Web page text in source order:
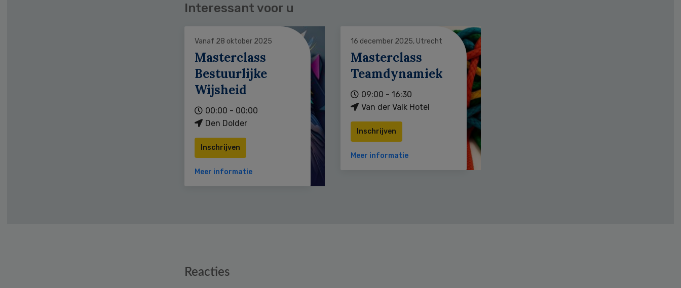
Interessant voor u
Vanaf 28 oktober 2025
Masterclass
Bestuurlijke
Wijsheid
00:00 - 00:00
Den Dolder
Inschrijven
Meer informatie
16 december 2025, Utrecht
Masterclass
Teamdynamiek
09:00 - 16:30
Van der Valk Hotel
Inschrijven
Meer informatie
Reacties